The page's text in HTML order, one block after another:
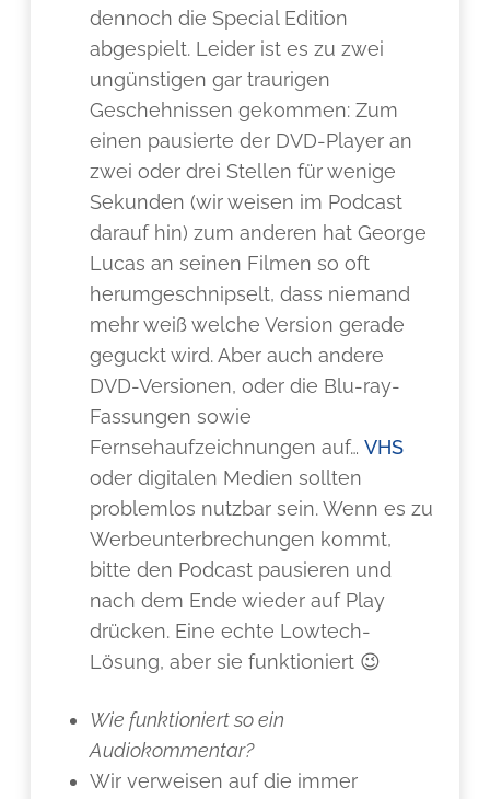
dennoch die Special Edition
abgespielt. Leider ist es zu zwei
ungünstigen gar traurigen
Geschehnissen gekommen: Zum
einen pausierte der DVD-Player an
zwei oder drei Stellen für wenige
Sekunden (wir weisen im Podcast
darauf hin) zum anderen hat George
Lucas an seinen Filmen so oft
herumgeschnipselt, dass niemand
mehr weiß welche Version gerade
geguckt wird. Aber auch andere
DVD-Versionen, oder die Blu-ray-
Fassungen sowie
Fernsehaufzeichnungen auf…VHS
oder digitalen Medien sollten
problemlos nutzbar sein. Wenn es zu
Werbeunterbrechungen kommt,
bitte den Podcast pausieren und
nach dem Ende wieder auf Play
drücken. Eine echte Lowtech-
Lösung, aber sie funktioniert 😉
Wie funktioniert so ein
Audiokommentar?
Wir verweisen auf die immer